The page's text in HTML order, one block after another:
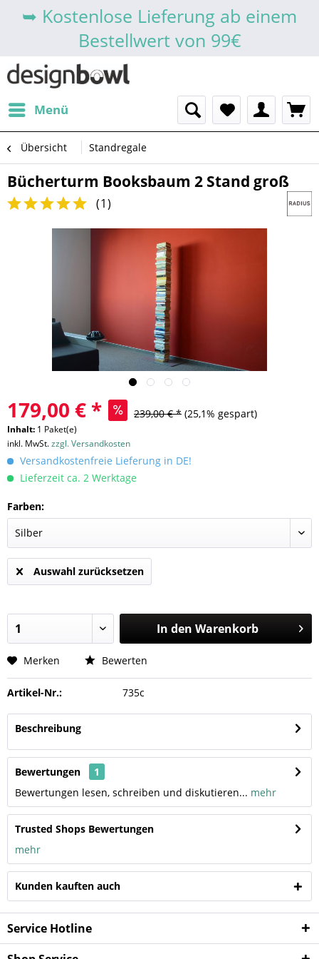
➥ Kostenlose Lieferung ab einem
Bestellwert von 99€
Menü
Übersicht Standregale
Bücherturm Booksbaum 2 Stand groß
(1)
179,00 € * 239,00 € * (25,1% gespart)
Inhalt: 1 Paket(e)
inkl. MwSt.zzgl. Versandkosten
Versandkostenfreie Lieferung in DE!
Lieferzeit ca. 2 Werktage
Farben:
Auswahl zurücksetzen
In den Warenkorb
Merken Bewerten
Artikel-Nr.: 735c
Beschreibung
Bewertungen
1
Bewertungen lesen, schreiben und diskutieren... mehr
Trusted Shops Bewertungen
mehr
Kunden kauften auch
Service Hotline